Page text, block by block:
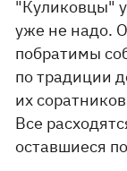
"Куликовцы"
уже не надо.
побратимы
по традиции
их
Все
оставшиеся